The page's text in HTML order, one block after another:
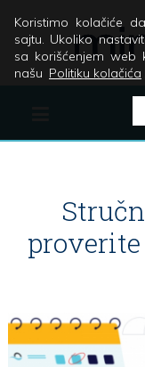
Koristimo kolačiće
sajtu. Ukoliko
sa korišćenjem web
našu Politiku kolačića